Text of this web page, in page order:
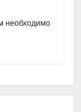
необходимо